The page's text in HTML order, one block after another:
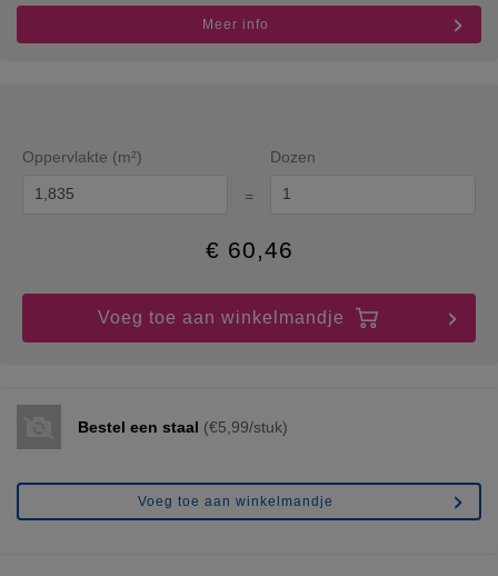
Meer info
Oppervlakte (m²)
=
Dozen
€ 60,46
Voeg toe aan winkelmandje
Bestel een staal (€5,99/stuk)
Voeg toe aan winkelmandje